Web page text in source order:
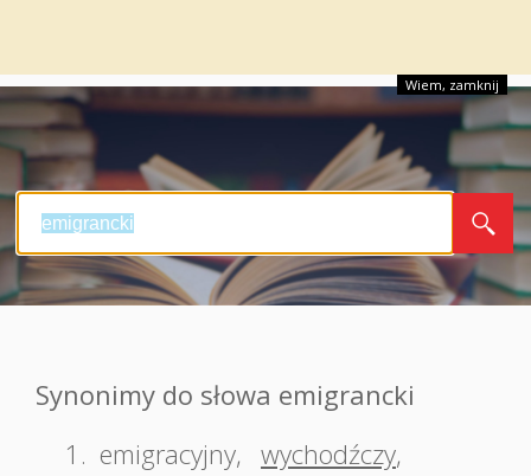
Wiem, zamknij
Synonimy do słowa emigrancki
1. emigracyjny, wychodźczy,